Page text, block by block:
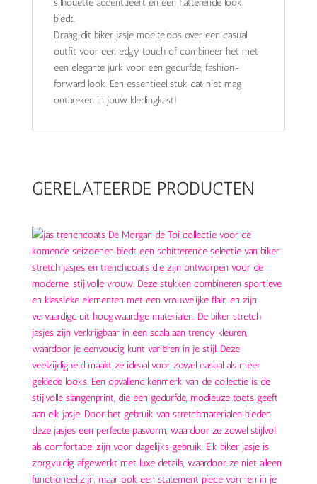
silhouette accentueert en een flatterende look
biedt.
Draag dit biker jasje moeiteloos over een casual
outfit voor een edgy touch of combineer het met
een elegante jurk voor een gedurfde, fashion-
forward look. Een essentieel stuk dat niet mag
ontbreken in jouw kledingkast!
GERELATEERDE PRODUCTEN